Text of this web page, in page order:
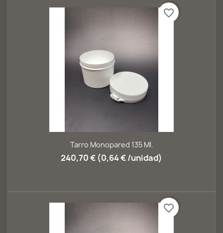
Tarro Monopared 135 Ml.
240,70 € (0,64 € /unidad)
favorite_border
favorite_border